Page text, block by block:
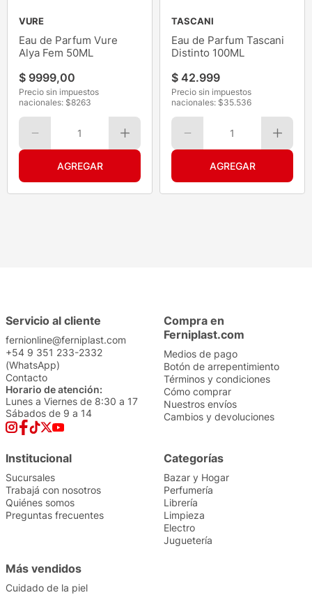
VURE
Eau de Parfum Vure
Alya Fem 50ML
$ 9999,00
Precio sin impuestos
nacionales: $8263
1
TASCANI
Eau de Parfum Tascani
Distinto 100ML
$ 42.999
Precio sin impuestos
nacionales: $35.536
1
Servicio al cliente
fernionline@ferniplast.com
+54 9 351 233-2332
(WhatsApp)
Contacto
Horario de atención:
Lunes a Viernes de 8:30 a 17
Sábados de 9 a 14
Compra en
Ferniplast.com
Medios de pago
Botón de arrepentimiento
Términos y condiciones
Cómo comprar
Nuestros envíos
Cambios y devoluciones
Institucional
Sucursales
Trabajá con nosotros
Quiénes somos
Preguntas frecuentes
Categorías
Bazar y Hogar
Perfumería
Librería
Limpieza
Electro
Juguetería
Más vendidos
Cuidado de la piel